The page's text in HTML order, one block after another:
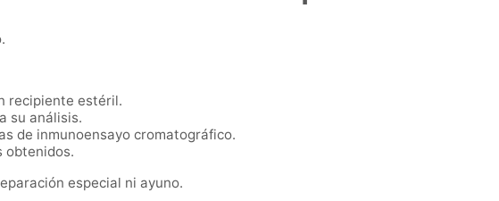
recipiente estéril.
su análisis.
de inmunoensayo cromatográfico.
obtenidos.
especial ni ayuno.